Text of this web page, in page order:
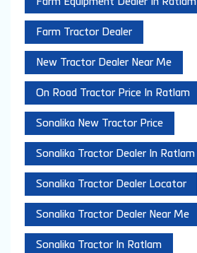
Farm Tractor Dealer
New Tractor Dealer Near Me
On Road Tractor Price In Ratlam
Sonalika New Tractor Price
Sonalika Tractor Dealer In Ratlam
Sonalika Tractor Dealer Locator
Sonalika Tractor Dealer Near Me
Sonalika Tractor In Ratlam